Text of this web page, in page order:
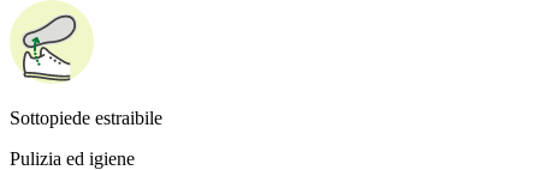
Sottopiede estraibile
Pulizia ed igiene